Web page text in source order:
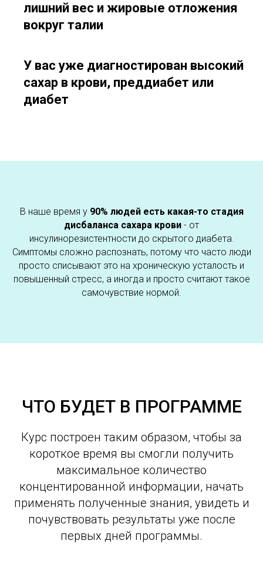
лишний вес и жировые отложения
вокруг талии
У вас уже диагностирован высокий
сахар в крови, преддиабет или
диабет
В наше время у 90% людей есть какая-то стадия
дисбаланса сахара крови - от
инсулинорезистентности до скрытого диабета.
Симптомы сложно распознать, потому что часто люди
просто списывают это на хроническую усталость и
повышенный стресс, а иногда и просто считают такое
самочувствие нормой.
ЧТО БУДЕТ В ПРОГРАММЕ
Курс построен таким образом, чтобы за
короткое время вы смогли получить
максимальное количество
концентированной информации, начать
применять полученные знания, увидеть и
почувствовать результаты уже после
первых дней программы.